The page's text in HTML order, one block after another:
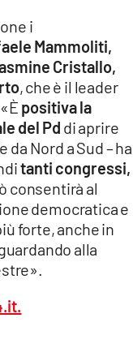
i
Mammoliti,
Cristallo,
, che è il leader
positiva la
del Pd di aprire
Nord a Sud – ha
tanti congressi,
consentirà al
democratica e
forte, anche in
alla